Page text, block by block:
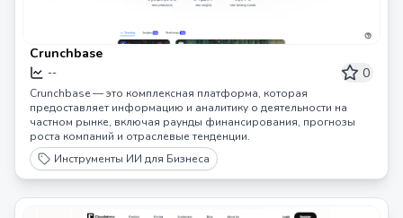
Crunchbase
-- 0
Crunchbase — это комплексная платформа, которая
предоставляет информацию и аналитику о деятельности на
частном рынке, включая раунды финансирования, прогнозы
роста компаний и отраслевые тенденции.
Инструменты ИИ для Бизнеса